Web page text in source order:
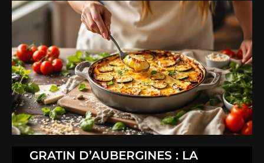
GRATIN D’AUBERGINES : LA